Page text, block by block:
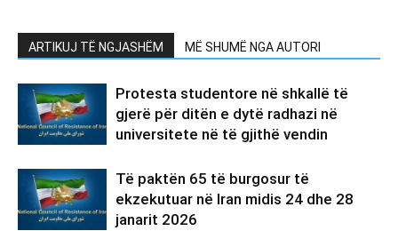
ARTIKUJ TË NGJASHËM MË SHUMË NGA AUTORI
Protesta studentore në shkallë të
gjerë për ditën e dytë radhazi në
universitete në të gjithë vendin
Të paktën 65 të burgosur të
ekzekutuar në Iran midis 24 dhe 28
janarit 2026